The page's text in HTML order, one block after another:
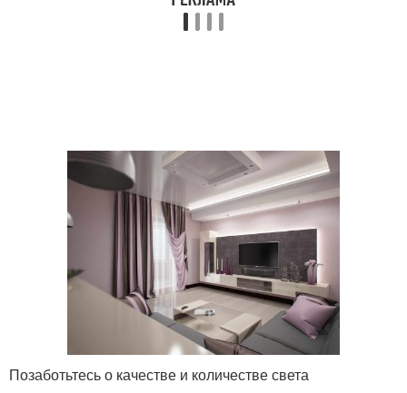
Позаботьтесь о качестве и количестве света